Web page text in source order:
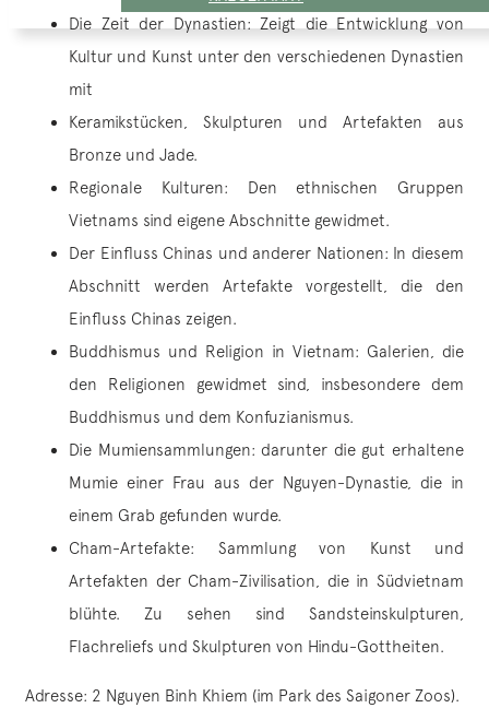
Die Zeit der Dynastien: Zeigt die Entwicklung von
Kultur und Kunst unter den verschiedenen Dynastien
mit
Keramikstücken, Skulpturen und Artefakten aus
Bronze und Jade.
Regionale Kulturen: Den ethnischen Gruppen
Vietnams sind eigene Abschnitte gewidmet.
Der Einfluss Chinas und anderer Nationen: In diesem
Abschnitt werden Artefakte vorgestellt, die den
Einfluss Chinas zeigen.
Buddhismus und Religion in Vietnam: Galerien, die
den Religionen gewidmet sind, insbesondere dem
Buddhismus und dem Konfuzianismus.
Die Mumiensammlungen: darunter die gut erhaltene
Mumie einer Frau aus der Nguyen-Dynastie, die in
einem Grab gefunden wurde.
Cham-Artefakte: Sammlung von Kunst und
Artefakten der Cham-Zivilisation, die in Südvietnam
blühte. Zu sehen sind Sandsteinskulpturen,
Flachreliefs und Skulpturen von Hindu-Gottheiten.
Adresse: 2 Nguyen Binh Khiem (im Park des Saigoner Zoos).